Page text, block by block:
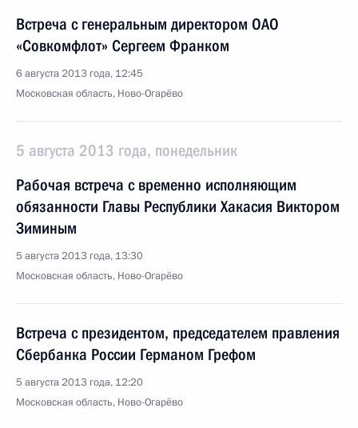
Встреча с генеральным директором ОАО
«Совкомфлот» Сергеем Франком
6 августа 2013 года, 12:45
Московская область, Ново-Огарёво
5 августа 2013 года, понедельник
Рабочая встреча с временно исполняющим
обязанности Главы Республики Хакасия Виктором
Зиминым
5 августа 2013 года, 13:30
Московская область, Ново-Огарёво
Встреча с президентом, председателем правления
Сбербанка России Германом Грефом
5 августа 2013 года, 12:20
Московская область, Ново-Огарёво